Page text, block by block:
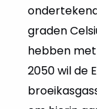
graden
hebben
2050 wil de